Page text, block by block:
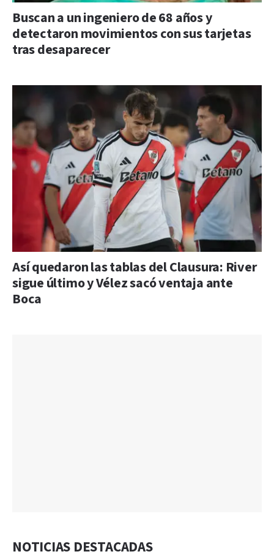
Buscan a un ingeniero de 68 años y
detectaron movimientos con sus tarjetas
tras desaparecer
Así quedaron las tablas del Clausura: River
sigue último y Vélez sacó ventaja ante
Boca
NOTICIAS DESTACADAS